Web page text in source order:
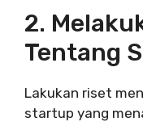
2.
Tentang
Lakukan riset
startup yang